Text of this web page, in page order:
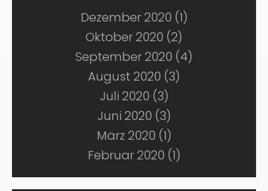
Dezember 2020 (1)
Oktober 2020 (2)
September 2020 (4)
August 2020 (3)
Juli 2020 (3)
Juni 2020 (3)
März 2020 (1)
Februar 2020 (1)